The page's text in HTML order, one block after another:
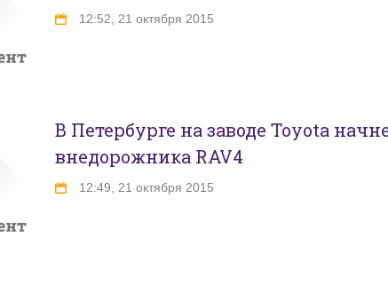
12:52, 21 октября 2015
В Петербурге на заводе Toyota
внедорожника RAV4
12:49, 21 октября 2015